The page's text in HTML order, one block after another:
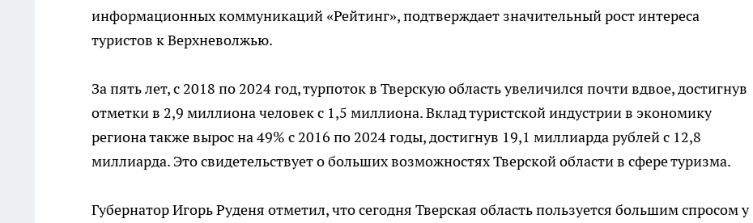
информационных коммуникаций «Рейтинг», подтверждает значительный рост интереса
туристов к Верхневолжью.
За пять лет, с 2018 по 2024 год, турпоток в Тверскую область увеличился почти вдвое, достигнув
отметки в 2,9 миллиона человек с 1,5 миллиона. Вклад туристской индустрии в экономику
региона также вырос на 49% с 2016 по 2024 годы, достигнув 19,1 миллиарда рублей с 12,8
миллиарда. Это свидетельствует о больших возможностях Тверской области в сфере туризма.
Губернатор Игорь Руденя отметил, что сегодня Тверская область пользуется большим спросом у